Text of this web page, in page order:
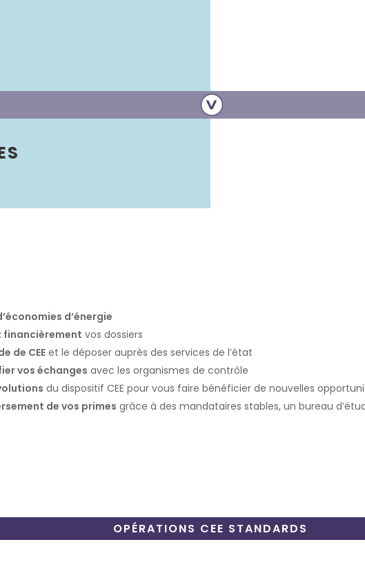
d’énergie
financièrement vos dossiers
de CEE et le déposer auprès des services de l’état
vos échanges avec les organismes de contrôle
du dispositif CEE pour vous faire bénéficier de nouvelles
de vos primes grâce à des mandataires stables, un bureau
OPÉRATIONS CEE STANDARDS